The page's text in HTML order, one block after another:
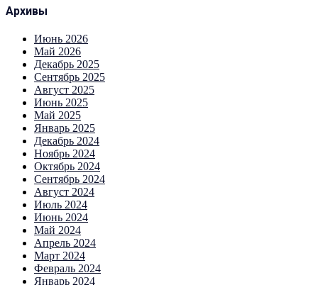
Архивы
Июнь 2026
Май 2026
Декабрь 2025
Сентябрь 2025
Август 2025
Июнь 2025
Май 2025
Январь 2025
Декабрь 2024
Ноябрь 2024
Октябрь 2024
Сентябрь 2024
Август 2024
Июль 2024
Июнь 2024
Май 2024
Апрель 2024
Март 2024
Февраль 2024
Январь 2024